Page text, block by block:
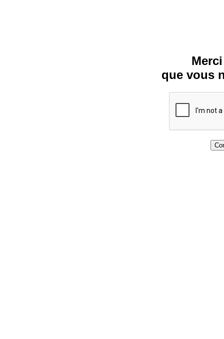
que vous